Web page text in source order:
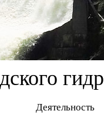
Деятельность